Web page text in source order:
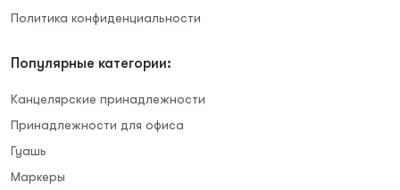
Политика конфиденциальности
Популярные категории:
Канцелярские принадлежности
Принадлежности для офиса
Гуашь
Маркеры